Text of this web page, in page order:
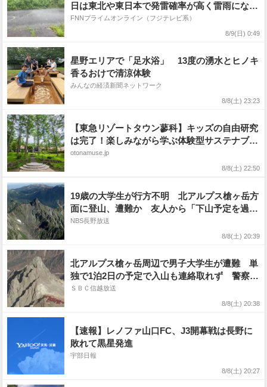
日は東北や東日本で発雷確率が高く雷雨になる
見込み
FNNプライムオンライン（フジテレビ系）
8/9(日) 0:49
星野エリアで「足水浴」 13度の湧水とヒノキ
香るおけで清涼体験
みんなの経済新聞ネットワーク
8/8(土) 23:23
【東急リゾートタウン蓼科】キッズの自由研究
は完了！楽しみながら学ぶ体験型サステナブル
をレポート
otonamuse.jp
8/8(土) 22:50
19歳の大学生が行方不明 北アルプス槍ヶ岳方
面に登山、遭難か 友人から「下山予定を過ぎ
ても、連絡が取れない」と通報 9日以降、ヘ
NBS長野放送
8/8(土) 20:39
北アルプス槍ヶ岳周辺で男子大学生が遭難 単
独で1泊2日の予定で入山も連絡取れず 警察が
9日以降捜索予定
ＳＢＣ信越放送
8/8(土) 20:38
【速報】レノファ山口FC、J3開幕戦は長野に
敗れて黒星発進
宇部日報
8/8(土) 20:27